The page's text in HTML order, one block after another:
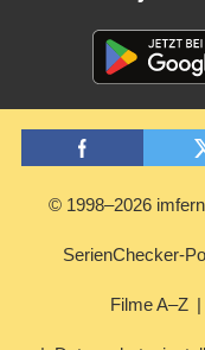
© 1998–2026
SerienChecker-
Filme A–Z